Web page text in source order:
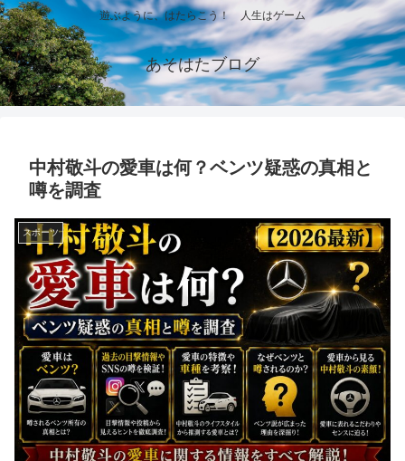
遊ぶように、はたらこう！ 人生はゲーム
あそはたブログ
中村敬斗の愛車は何？ベンツ疑惑の真相と
噂を調査
スポーツ